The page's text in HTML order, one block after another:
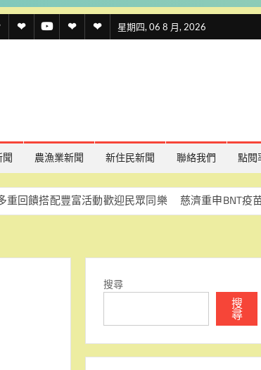
星期四, 06 8 月, 2026
透 透
名
透 聯 官
聞 農漁業新聞 新住民新聞 聯絡我們 點閱
富活動歡迎民眾同樂 慈濟重申BNT疫苗採購程序
搜尋
搜
尋